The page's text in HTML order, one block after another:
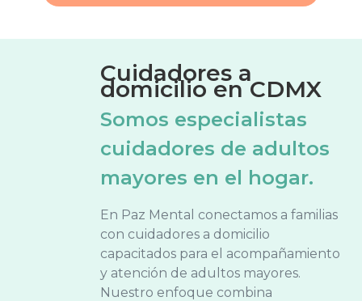
Cuidadores a
domicilio en CDMX
Somos especialistas
cuidadores de adultos
mayores en el hogar.
En Paz Mental conectamos a familias
con cuidadores a domicilio
capacitados para el acompañamiento
y atención de adultos mayores.
Nuestro enfoque combina